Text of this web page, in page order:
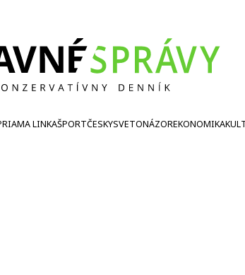
LINKAŠPORTČESKYSVETONÁZOREKONOMIKA